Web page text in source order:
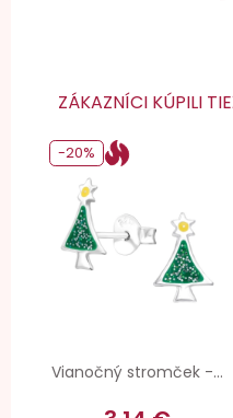
ZÁKAZNÍCI KÚPILI
Vianočný stromček -...
-20%